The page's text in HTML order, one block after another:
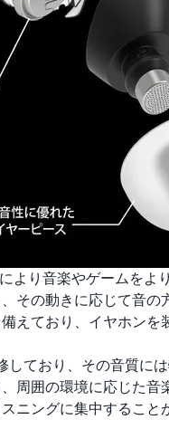
より音楽やゲームを
その動きに応じて音の
えており、イヤホン
ており、その音質に
周囲の環境に応じた音
ニングに集中すること